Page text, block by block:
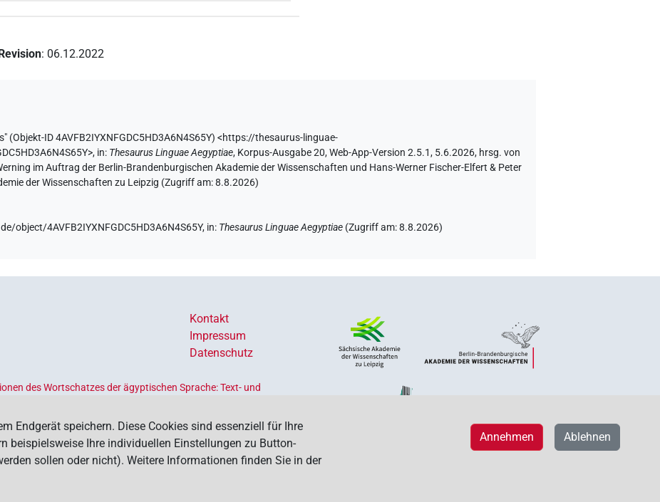
: 06.12.2022
(Objekt-ID 4AVFB2IYXNFGDC5HD3A6N4S65Y)<https://thesaurus-linguae-
, in: Thesaurus Linguae Aegyptiae, Korpus-Ausgabe 20, Web-App-Version 2.5.1, 5.6.2026, hrsg. von
im Auftrag der Berlin-Brandenburgischen Akademie der Wissenschaften und Hans-Werner Fischer-Elfert & Peter
der Wissenschaften zu Leipzig (Zugriff am:8.8.2026)
object/4AVFB2IYXNFGDC5HD3A6N4S65Y, in: Thesaurus Linguae Aegyptiae (Zugriff am:8.8.2026)
Kontakt
Impressum
Datenschutz
des Wortschatzes der ägyptischen Sprache: Text- und
Endgerät speichern. Diese Cookies sind essenziell für Ihre
beispielsweise Ihre individuellen Einstellungen zu Button-
sollen oder nicht). Weitere Informationen finden Sie in der
Ablehnen
Annehmen